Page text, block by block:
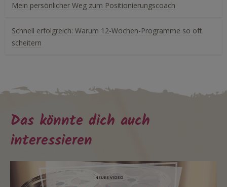
Mein persönlicher Weg zum Positionierungscoach
Schnell erfolgreich: Warum 12-Wochen-Programme so oft
scheitern
Das könnte dich auch
interessieren